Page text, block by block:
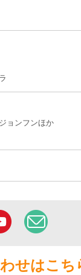
ョンフンほか
せはこち